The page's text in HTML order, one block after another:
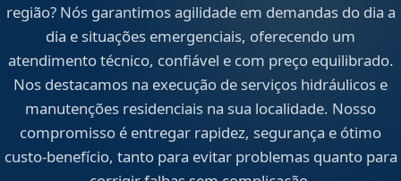
região? Nós garantimos agilidade em demandas do dia a
dia e situações emergenciais, oferecendo um
atendimento técnico, confiável e com preço equilibrado.
Nos destacamos na execução de serviços hidráulicos e
manutenções residenciais na sua localidade. Nosso
compromisso é entregar rapidez, segurança e ótimo
custo-benefício, tanto para evitar problemas quanto para